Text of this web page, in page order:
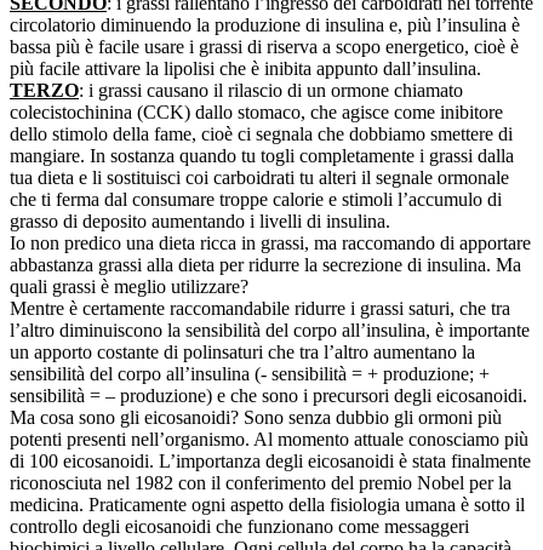
circolatorio diminuendo la produzione di insulina e, più l’insulina è
bassa più è facile usare i grassi di riserva a scopo energetico, cioè è
più facile attivare la lipolisi che è inibita appunto dall’insulina.
TERZO: i grassi causano il rilascio di un ormone chiamato
colecistochinina (CCK) dallo stomaco, che agisce come inibitore
dello stimolo della fame, cioè ci segnala che dobbiamo smettere di
mangiare. In sostanza quando tu togli completamente i grassi dalla
tua dieta e li sostituisci coi carboidrati tu alteri il segnale ormonale
che ti ferma dal consumare troppe calorie e stimoli l’accumulo di
grasso di deposito aumentando i livelli di insulina.
Io non predico una dieta ricca in grassi, ma raccomando di apportare
abbastanza grassi alla dieta per ridurre la secrezione di insulina. Ma
quali grassi è meglio utilizzare?
Mentre è certamente raccomandabile ridurre i grassi saturi, che tra
l’altro diminuiscono la sensibilità del corpo all’insulina, è importante
un apporto costante di polinsaturi che tra l’altro aumentano la
sensibilità del corpo all’insulina (- sensibilità = + produzione; +
sensibilità = – produzione) e che sono i precursori degli eicosanoidi.
Ma cosa sono gli eicosanoidi? Sono senza dubbio gli ormoni più
potenti presenti nell’organismo. Al momento attuale conosciamo più
di 100 eicosanoidi. L’importanza degli eicosanoidi è stata finalmente
riconosciuta nel 1982 con il conferimento del premio Nobel per la
medicina. Praticamente ogni aspetto della fisiologia umana è sotto il
controllo degli eicosanoidi che funzionano come messaggeri